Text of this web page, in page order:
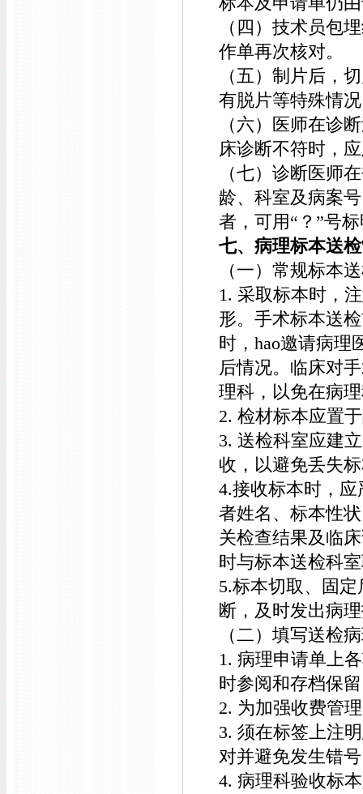
（四）技术员包
作单再次核对。
（五）制片后，
有脱片等特殊情
（六）医师在诊
床诊断不符时，
（七）诊断医师
龄、科室及病案
者，可用“？”号
七、病理标本送
（一）常规标本
1. 采取标本时，
形。手术标本送
时，hao邀请病理
后情况。临床对
理科，以免在病
2. 检材标本应置
3. 送检科室应建
收，以避免丢失
4.接收标本时，
者姓名、标本性
关检查结果及临
时与标本送检科
5.标本切取、固
断，及时发出病
（二）填写送检
1. 病理申请单上
时参阅和存档保
2. 为加强收费管
3. 须在标签上注
对并避免发生错
4. 病理科验收标